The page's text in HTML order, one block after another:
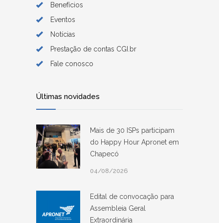
Benefícios
Eventos
Notícias
Prestação de contas CGI.br
Fale conosco
Últimas novidades
Mais de 30 ISPs participam
do Happy Hour Apronet em
Chapecó
04/08/2026
Edital de convocação para
Assembleia Geral
Extraordinária